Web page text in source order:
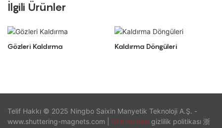
İlgili Ürünler
Gözleri Kaldırma Kaldırma Döngüleri
Telif Hakkı © 2025 Ningbo Saixin Manyetik Teknoloji A.Ş. -
www.shuttering-magnets.com |
Site haritası gizlilik politikası 浙